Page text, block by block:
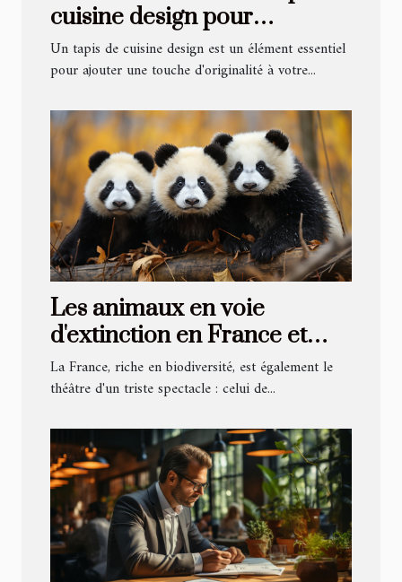
cuisine design pour
rehausser votre intérieur
Un tapis de cuisine design est un élément essentiel
pour ajouter une touche d'originalité à votre...
Les animaux en voie
d'extinction en France et
comment les aider
La France, riche en biodiversité, est également le
théâtre d'un triste spectacle : celui de...